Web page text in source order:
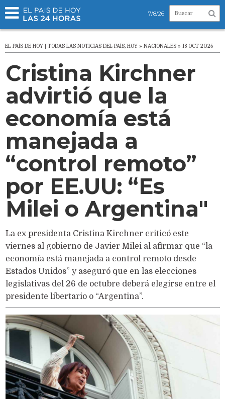
7/8/26
EL PAÍS DE HOY | TODAS LAS NOTICIAS DEL PAÍS, HOY » NACIONALES » 18 OCT 2025
Cristina Kirchner
advirtió que la
economía está
manejada a
“control remoto”
por EE.UU: “Es
Milei o Argentina"
La ex presidenta Cristina Kirchner criticó este
viernes al gobierno de Javier Milei al afirmar que “la
economía está manejada a control remoto desde
Estados Unidos” y aseguró que en las elecciones
legislativas del 26 de octubre deberá elegirse entre el
presidente libertario o “Argentina”.